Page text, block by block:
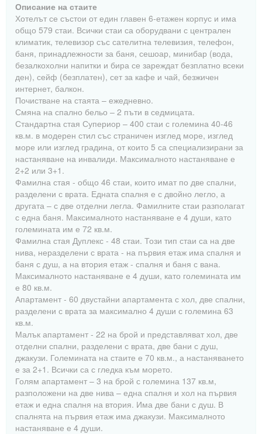
Описание на стаите
Хотелът се състои от един главен 6-етажен корпус и има
общо 579 стаи. Всички стаи са оборудвани с централен
климатик, телевизор със сателитна телевизия, телефон,
баня, принадлежности за баня, сешоар, минибар (вода,
безалкохолни напитки и бира се зареждат безплатно всеки
ден), сейф (безплатен), сет за кафе и чай, безжичен
интернет, балкон.
Почистване на стаята – ежедневно.
Смяна на спално бельо – 2 пъти в седмицата.
Стандартна стая Супериор – 400 стаи с големина 40-46
кв.м. в модерен стил със страничен изглед море, изглед
море или изглед градина, от които 5 са специализирани за
настаняване на инвалиди. Максималното настаняване е
2+2 или 3+1.
Фамилна стая - общо 46 стаи, които имат по две спални,
разделени с врата. Едната спалня е с двойно легло, а
другата – с две отделни легла. Фамилните стаи разполагат
с една баня. Максималното настаняване е 4 души, като
големината им е 72 кв.м.
Фамилна стая Дуплекс - 48 стаи. Този тип стаи са на две
нива, неразделени с врата - на първия етаж има спалня и
баня с душ, а на втория етаж - спалня и баня с вана.
Максималното настаняване е 4 души, като големината им
е 80 кв.м.
Апартамент - 60 двустайни апартамента с хол, две спални,
разделени с врата за максимално 4 души с големина 63
кв.м.
Малък апартамент - 22 на брой и представляват хол, две
отделни спални, разделени с врата, две бани с душ,
джакузи. Големината на стаите е 70 кв.м., а настаняването
е за 2+1. Всички са с гледка към морето.
Голям апартамент – 3 на брой с големина 137 кв.м,
разположени на две нива – една спалня и хол на първия
етаж и една спалня на втория. Има две бани с душ. В
спалнята на първия етаж има джакузи. Максималното
настаняване е 4 души.